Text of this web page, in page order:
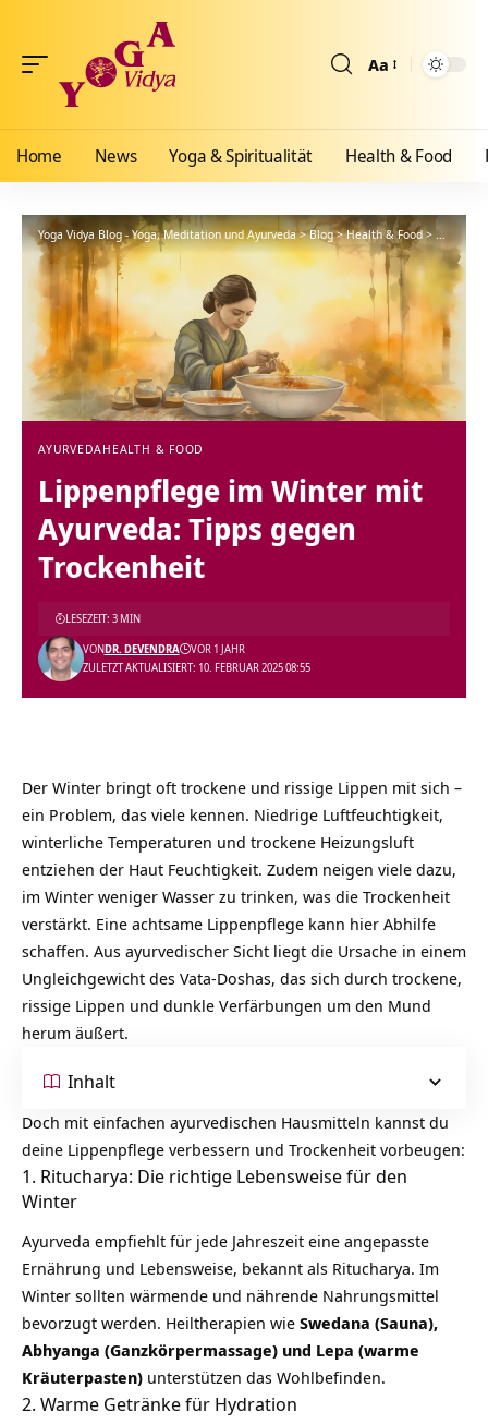
Aa
Home News Yoga & Spiritualität Health & Food
Yoga Vidya Blog - Yoga, Meditation und Ayurveda>Blog>Health & Food>Ayurveda
AYURVEDAHEALTH & FOOD
Lippenpflege im Winter mit
Ayurveda: Tipps gegen
Trockenheit
ZULETZT AKTUALISIERT: 10. FEBRUAR 2025 08:55
VONDR. DEVENDRA VOR 1 JAHR
LESEZEIT: 3 MIN
Der Winter bringt oft trockene und rissige Lippen mit sich –
ein Problem, das viele kennen. Niedrige Luftfeuchtigkeit,
winterliche Temperaturen und trockene Heizungsluft
entziehen der Haut Feuchtigkeit. Zudem neigen viele dazu,
im Winter weniger Wasser zu trinken, was die Trockenheit
verstärkt. Eine achtsame Lippenpflege kann hier Abhilfe
schaffen. Aus ayurvedischer Sicht liegt die Ursache in einem
Ungleichgewicht des Vata-Doshas, das sich durch trockene,
rissige Lippen und dunkle Verfärbungen um den Mund
herum äußert.
Inhalt
Doch mit einfachen ayurvedischen Hausmitteln kannst du
deine Lippenpflege verbessern und Trockenheit vorbeugen:
1. Ritucharya: Die richtige Lebensweise für den
Winter
Ayurveda empfiehlt für jede Jahreszeit eine angepasste
Ernährung und Lebensweise, bekannt als Ritucharya. Im
Winter sollten wärmende und nährende Nahrungsmittel
bevorzugt werden. Heiltherapien wie Swedana (Sauna),
Abhyanga (Ganzkörpermassage) und Lepa (warme
Kräuterpasten) unterstützen das Wohlbefinden.
2. Warme Getränke für Hydration